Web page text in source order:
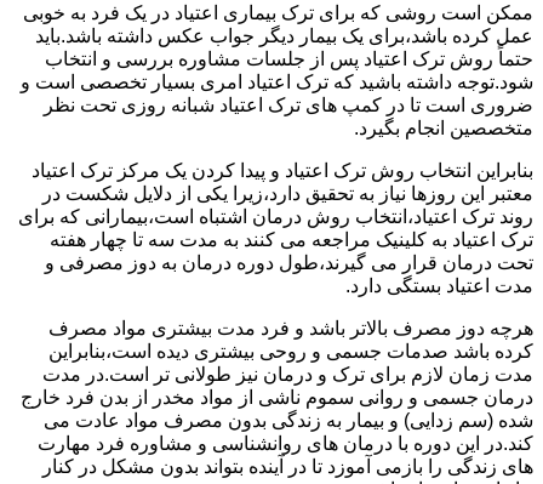
ممکن است روشی که برای ترک بیماری اعتیاد در یک فرد به خوبی
عمل کرده باشد،برای یک بیمار دیگر جواب عکس داشته باشد.باید
حتماً روش ترک اعتیاد پس از جلسات مشاوره بررسی و انتخاب
شود.توجه داشته باشید که ترک اعتیاد امری بسیار تخصصی است و
ضروری است تا در کمپ های ترک اعتیاد شبانه روزی تحت نظر
متخصصین انجام بگیرد.
بنابراین انتخاب روش ترک اعتیاد و پیدا کردن یک مرکز ترک اعتیاد
معتبر این روزها نیاز به تحقیق دارد،زیرا یکی از دلایل شکست در
روند ترک اعتیاد،انتخاب روش درمان اشتباه است،بیمارانی که برای
ترک اعتیاد به کلینیک مراجعه می کنند به مدت سه تا چهار هفته
تحت درمان قرار می گیرند،طول دوره درمان به دوز مصرفی و
مدت اعتیاد بستگی دارد.
هرچه دوز مصرف بالاتر باشد و فرد مدت بیشتری مواد مصرف
کرده باشد صدمات جسمی و روحی بیشتری دیده است،بنابراین
مدت زمان لازم برای ترک و درمان نیز طولانی تر است.در مدت
درمان جسمی و روانی سموم ناشی از مواد مخدر از بدن فرد خارج
شده (سم زدایی) و بیمار به زندگی بدون مصرف مواد عادت می
کند.در این دوره با درمان های روانشناسی و مشاوره فرد مهارت
های زندگی را بازمی آموزد تا در آینده بتواند بدون مشکل در کنار